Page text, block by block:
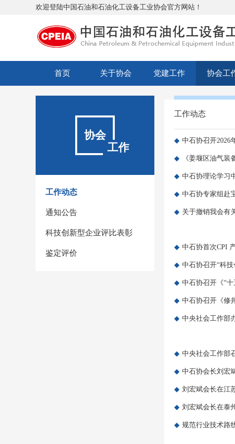
欢迎登陆中国石油和石油化工设备工业协会官方网站！
首页 关于协会 党建工作 协会工
协会
工作
工作动态
通知公告
科技创新型企业评比表彰
鉴定评价
工作动态
◆ 中石协召开2026
◆ 《姜堰区油气
◆ 中石协理论学习
◆ 中石协专家组赴
◆ 关于撤销我会有
◆ 中石协首次CPI
◆ 中石协召开“科
◆ 中石协召开《“
◆ 中石协召开《修
◆ 中央社会工作部
◆ 中央社会工作部
◆ 中石协会长刘宏
◆ 刘宏斌会长在江
◆ 刘宏斌会长在泰
◆ 规范行业技术路